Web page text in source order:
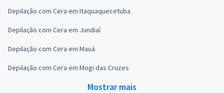
Depilação com Cera em Itaquaquecetuba
Depilação com Cera em Jundiaí
Depilação com Cera em Mauá
Depilação com Cera em Mogi das Cruzes
Mostrar mais